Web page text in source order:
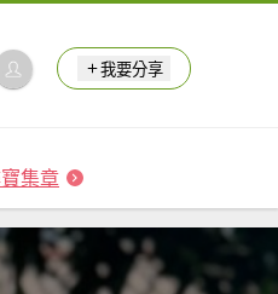
我要分享
集章